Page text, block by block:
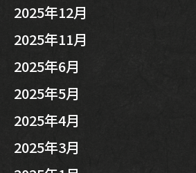
2025年12月
2025年11月
2025年6月
2025年5月
2025年4月
2025年3月